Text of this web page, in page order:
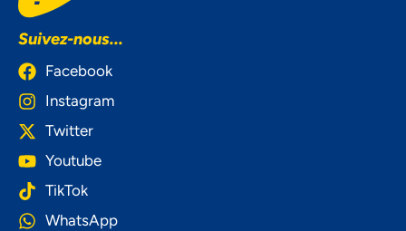
Suivez-nous...
Facebook
Instagram
Twitter
Youtube
TikTok
WhatsApp